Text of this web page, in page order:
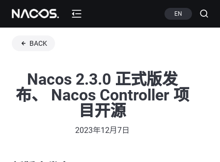
EN
BACK
Nacos 2.3.0 正式版发
布、 Nacos Controller 项
目开源
2023年12月7日